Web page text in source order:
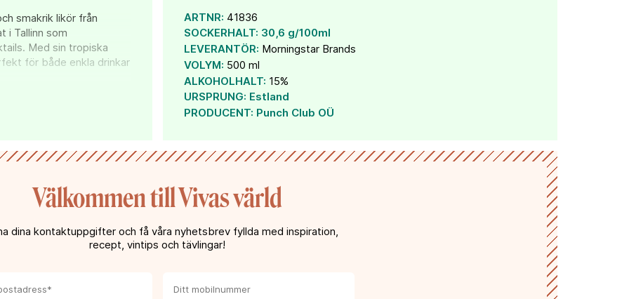
smakrik likör från
i Tallinn som
Med sin tropiska
för både enkla drinkar
ARTNR: 41836
SOCKERHALT: 30,6 g/100ml
LEVERANTÖR: Morningstar Brands
VOLYM: 500 ml
ALKOHOLHALT: 15%
URSPRUNG: Estland
PRODUCENT: Punch Club OÜ
Välkommen till Vivas värld
dina kontaktuppgifter och få våra nyhetsbrev fyllda med inspiration,
recept, vintips och tävlingar!